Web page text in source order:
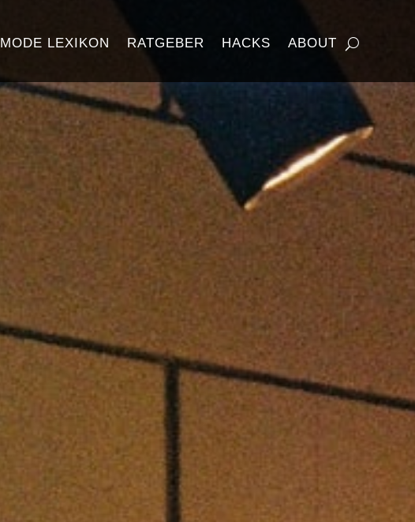
MODE LEXIKON RATGEBER HACKS ABOUT